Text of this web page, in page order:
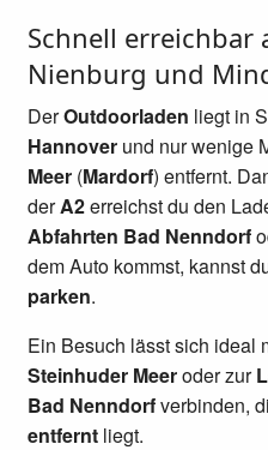
Schnell erreichbar
Nienburg und
DerOutdoorladen liegt in
Hannover und nur wenige
Meer (Mardorf) entfernt.
derA2erreichst du den
Abfahrten Bad Nenndorf
dem Auto kommst, kannst
parken.
Ein Besuch lässt sich ideal
Steinhuder Meeroder zur
Bad Nenndorfverbinden,
entfernt liegt.